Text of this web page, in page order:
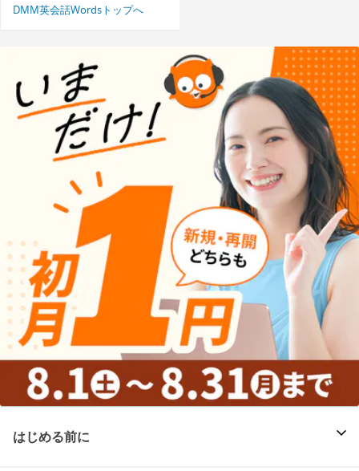
DMM英会話Wordsトップへ
はじめる前に